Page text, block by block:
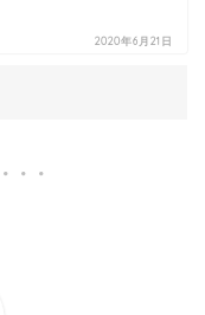
2020年6月21日